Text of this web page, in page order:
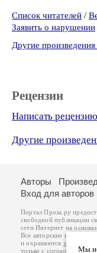
Список читателей /
Заявить о нарушении
Другие
Рецензии
Написать рецензию
Другие
Мы
Авторы
Вход для авторов
Портал Проза.ру
свободной публикации
сети Интернет на
Все авторские права на
и охраняются законом
.
только с согласия его